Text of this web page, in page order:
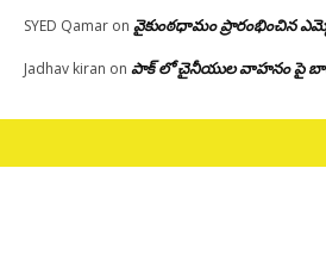
SYED Qamar on వైకుంఠధామం ప్రారంభించిన
Jadhav kiran on పాక్ లో చైనీయుల వాహనం పై